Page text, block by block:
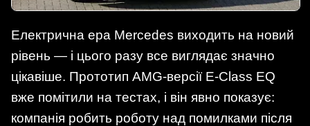
Електрична ера Mercedes виходить на новий
рівень — і цього разу все виглядає значно
цікавіше. Прототип AMG-версії E-Class EQ
вже помітили на тестах, і він явно показує:
компанія робить роботу над помилками після